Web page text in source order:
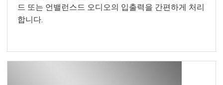
드 또는 언밸런스드 오디오의 입출력을 간편하게 처리
합니다.